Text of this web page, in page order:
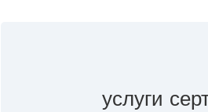
услуги